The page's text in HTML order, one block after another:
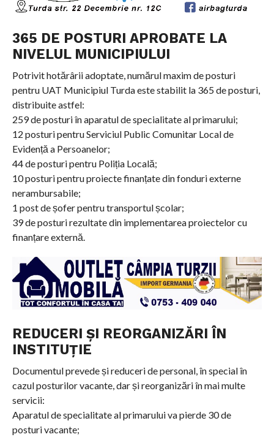
365 DE POSTURI APROBATE LA
NIVELUL MUNICIPIULUI
Potrivit hotărârii adoptate, numărul maxim de posturi
pentru UAT Municipiul Turda este stabilit la 365 de posturi,
distribuite astfel:
259 de posturi în aparatul de specialitate al primarului;
12 posturi pentru Serviciul Public Comunitar Local de
Evidență a Persoanelor;
44 de posturi pentru Poliția Locală;
10 posturi pentru proiecte finanțate din fonduri externe
nerambursabile;
1 post de șofer pentru transportul școlar;
39 de posturi rezultate din implementarea proiectelor cu
finanțare externă.
REDUCERI ȘI REORGANIZĂRI ÎN
INSTITUȚIE
Documentul prevede și reduceri de personal, în special în
cazul posturilor vacante, dar și reorganizări în mai multe
servicii:
Aparatul de specialitate al primarului va pierde 30 de
posturi vacante;